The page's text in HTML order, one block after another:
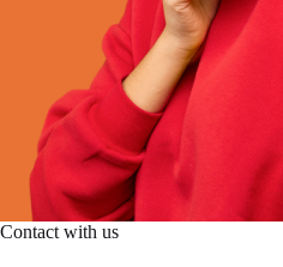
Contact with us